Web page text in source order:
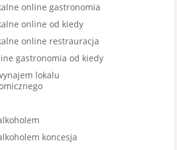
online gastronomia
online od kiedy
online restrauracja
gastronomia od kiedy
lokalu
koncesja